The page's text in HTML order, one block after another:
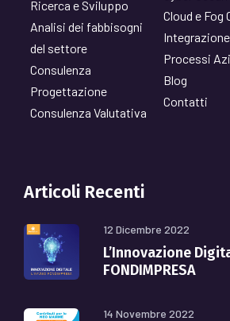
Ricerca e Sviluppo
Analisi dei fabbisogni
del settore
Consulenza
Progettazione
Consulenza Valutativa
Cloud e Fog
Processi
Blog
Contatti
Articoli Recenti
12 Dicembre 2022
L’Innovazione
FONDIMPRESA
14 Novembre 2022